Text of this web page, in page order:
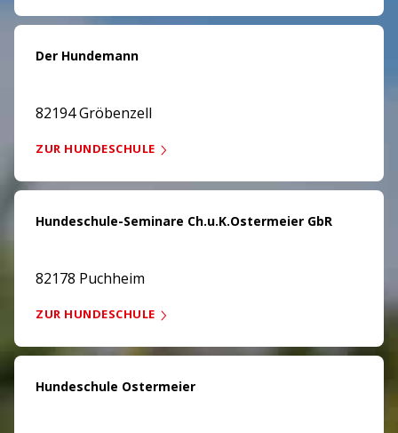
Der Hundemann
82194 Gröbenzell
ZUR HUNDESCHULE
Hundeschule-Seminare Ch.u.K.Ostermeier GbR
82178 Puchheim
ZUR HUNDESCHULE
Hundeschule Ostermeier